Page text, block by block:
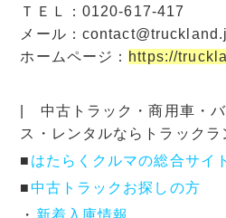
ＴＥＬ：0120-617-417
メール：
ホームページ： https://
| 中古トラック・商用車・
ス・レンタルならトラックラ
■ はたらくクルマの総合サイト
■中古トラックお探しの方
・ 新着入庫情報